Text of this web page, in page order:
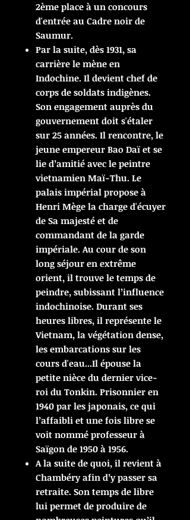
2ème place à un concours
d'entrée au Cadre noir de
Saumur.
Par la suite, dès 1931, sa
carrière le mène en
Indochine. Il devient chef de
corps de soldats indigènes.
Son engagement auprès du
gouvernement doit s'étaler
sur 25 années. Il rencontre, le
jeune empereur Bao Daï et se
lie d’amitié avec le peintre
vietnamien Maï-Thu. Le
palais impérial propose à
Henri Mège la charge d'écuyer
de Sa majesté et de
commandant de la garde
impériale. Au cour de son
long séjour en extrême
orient, il trouve le temps de
peindre, subissant l’influence
indochinoise. Durant ses
heures libres, il représente le
Vietnam, la végétation dense,
les embarcations sur les
cours d'eau...Il épouse la
petite nièce du dernier vice-
roi du Tonkin. Prisonnier en
1940 par les japonais, ce qui
l’affaibli et une fois libre se
voit nommé professeur à
Saïgon de 1950 à 1956.
A la suite de quoi, il revient à
Chambéry afin d’y passer sa
retraite. Son temps de libre
lui permet de produire de